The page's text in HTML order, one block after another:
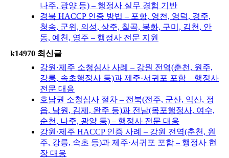
나주, 광양 등) – 행정사 실무 경험 기반
경북 HACCP 인증 방법 – 포항, 영천, 영덕, 경주,
청송, 군위, 의성, 상주, 칠곡, 봉화, 구미, 김천, 안
동, 예천, 영주 – 행정사 전문 지원
k14970 최신글
강원·제주 소청심사 사례 – 강원 전역(춘천, 원주,
강릉, 속초행정사 등)과 제주·서귀포 포함 – 행정사
전문 대응
호남권 소청심사 절차 – 전북(전주, 군산, 익산, 정
읍, 남원, 김제, 완주 등)과 전남(목포행정사, 여수,
순천, 나주, 광양 등) – 행정사 전문 대응
강원·제주 HACCP 인증 사례 – 강원 전역(춘천, 원
주, 강릉, 속초 등)과 제주·서귀포 포함 – 행정사 현
장 대응